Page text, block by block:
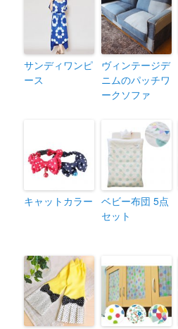
サンディワンピ
ース
ヴィンテージデ
ニムのパッチワ
ークソファ
キャットカラー
ベビー布団 5点
セット